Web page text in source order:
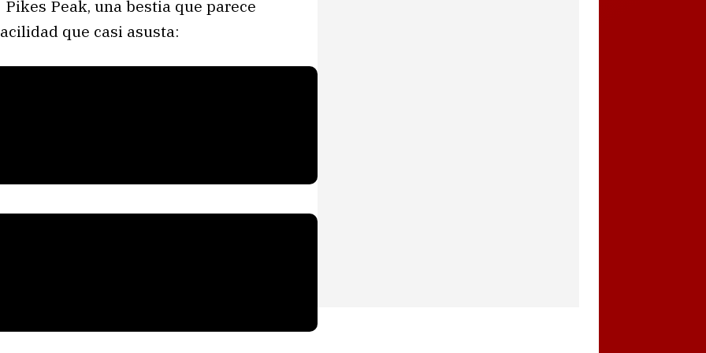
Peak, una bestia que parece
que casi asusta: